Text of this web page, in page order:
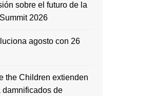
sobre el futuro de la
2026
agosto con 26
the Children extienden
damnificados de